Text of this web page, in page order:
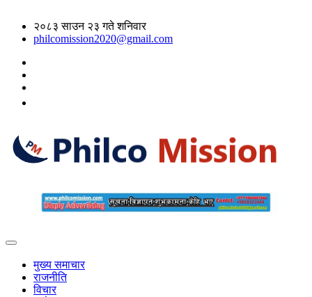
२०८३ साउन २३ गते शनिवार
philcomission2020@gmail.com
मुख्य समाचार
राजनीति
विचार